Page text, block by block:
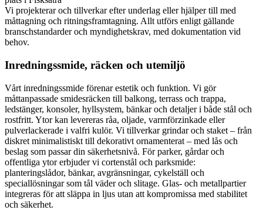
Vi projekterar och tillverkar efter underlag eller hjälper till med
måttagning och ritningsframtagning. Allt utförs enligt gällande
branschstandarder och myndighetskrav, med dokumentation vid
behov.
Inredningssmide, räcken och utemiljö
Vårt inredningssmide förenar estetik och funktion. Vi gör
måttanpassade smidesräcken till balkong, terrass och trappa,
ledstänger, konsoler, hyllsystem, bänkar och detaljer i både stål och
rostfritt. Ytor kan levereras råa, oljade, varmförzinkade eller
pulverlackerade i valfri kulör. Vi tillverkar grindar och staket – från
diskret minimalistiskt till dekorativt ornamenterat – med lås och
beslag som passar din säkerhetsnivå. För parker, gårdar och
offentliga ytor erbjuder vi cortenstål och parksmide:
planteringslådor, bänkar, avgränsningar, cykelställ och
speciallösningar som tål väder och slitage. Glas- och metallpartier
integreras för att släppa in ljus utan att kompromissa med stabilitet
och säkerhet.